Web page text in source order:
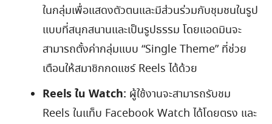
ในกลุ่มเพื่อแสดงตัวตนและมีส่วนร่วมกับชุมชนในรูป
แบบที่สนุกสนานและเป็นรูปธรรม โดยแอดมินจะ
สามารถตั้งค่ากลุ่มแบบ “Single Theme” ที่ช่วย
เตือนให้สมาชิกกดแชร์ Reels ได้ด้วย
Reels ใน Watch: ผู้ใช้งานจะสามารถรับชม
Reels ในแท็บ Facebook Watch ได้โดยตรง และ